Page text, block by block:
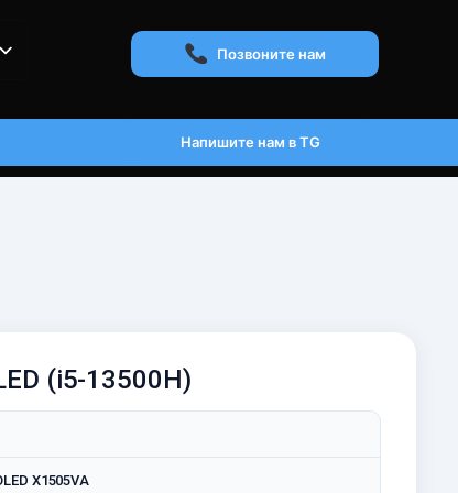
Позвоните нам
Напишите нам в TG
(i5-13500H)
X1505VA